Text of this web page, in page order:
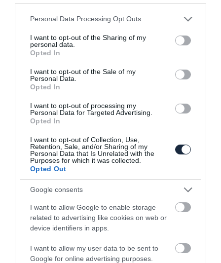
Please note that this website/app uses one or more Google
not limited to your visit or usage behaviour. You may click to
grant or deny consent to Google and its third-party tags to
use your data for below specified purposes in below Google
consent section.
Personal Data Processing Opt Outs
I want to opt-out of the Sharing of my
personal data.
Opted In
I want to opt-out of the Sale of my
Personal Data.
Opted In
I want to opt-out of processing my
Personal Data for Targeted Advertising.
Opted In
I want to opt-out of Collection, Use,
Retention, Sale, and/or Sharing of my
Personal Data that Is Unrelated with the
Purposes for which it was collected.
Opted Out
Google consents
I want to allow Google to enable storage
related to advertising like cookies on web or
device identifiers in apps.
I want to allow my user data to be sent to
Google for online advertising purposes.
Ősszel érkezik az elektromos Mini John
Cooper Works
Kész a legerősebb családi MINI
Jön a hibrid MINI